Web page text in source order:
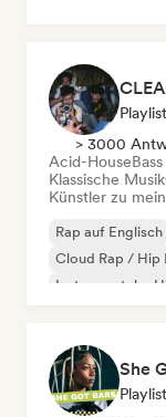
> 3000
Acid-House
Klassische Musik
Künstler zu
Rap auf Englisch
Cloud Rap / Hip
Instrumentaler
She